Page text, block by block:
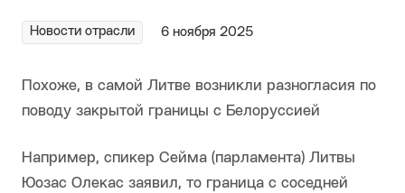
Новости отрасли 6 ноября 2025
Похоже, в самой Литве возникли разногласия по
поводу закрытой границы с Белоруссией
Например, спикер Сейма (парламента) Литвы
Юозас Олекас заявил, то граница с соседней